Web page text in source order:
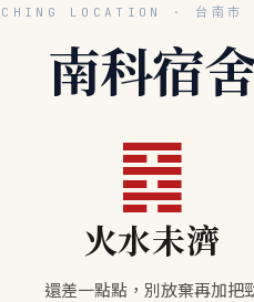
LOCATION · 台南市
南科宿
䷿
火水未濟
還差一點點，別放棄再加把